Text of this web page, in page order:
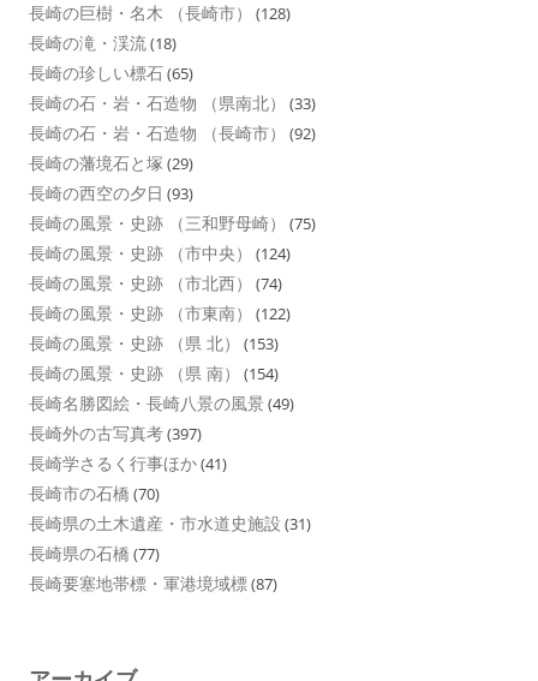
長崎の巨樹・名木 （長崎市） (128)
長崎の滝・渓流(18)
長崎の珍しい標石(65)
長崎の石・岩・石造物 （県南北） (33)
長崎の石・岩・石造物 （長崎市） (92)
長崎の藩境石と塚 (29)
長崎の西空の夕日 (93)
長崎の風景・史跡 （三和野母崎） (75)
長崎の風景・史跡 （市中央） (124)
長崎の風景・史跡 （市北西） (74)
長崎の風景・史跡 （市東南） (122)
長崎の風景・史跡 （県 北） (153)
長崎の風景・史跡 （県 南） (154)
長崎名勝図絵・長崎八景の風景 (49)
長崎外の古写真考(397)
長崎学さるく行事ほか(41)
長崎市の石橋 (70)
長崎県の土木遺産・市水道史施設 (31)
長崎県の石橋 (77)
長崎要塞地帯標・軍港境域標(87)